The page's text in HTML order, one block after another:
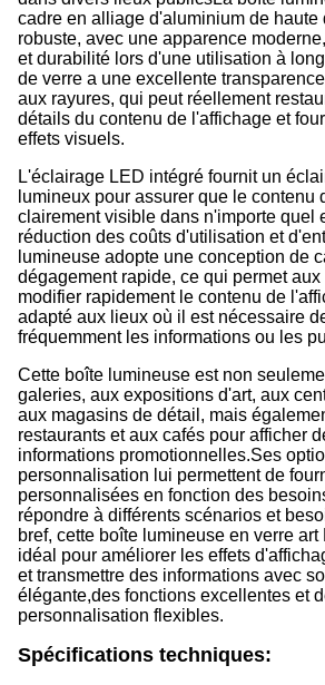
cadre en alliage d'aluminium de haute
robuste, avec une apparence
et durabilité lors d'une utilisation à
de verre a une excellente
aux rayures, qui peut réellement
détails du contenu de l'affichage et
effets visuels.
L'éclairage LED intégré fournit un
lumineux pour assurer que le contenu
clairement visible dans n'importe quel
réduction des coûts d'utilisation et
lumineuse adopte une conception de
dégagement rapide, ce qui permet
modifier rapidement le contenu de
adapté aux lieux où il est nécessaire
fréquemment les informations ou les
Cette boîte lumineuse est non
galeries, aux expositions d'art, aux
aux magasins de détail, mais
restaurants et aux cafés pour afficher
informations promotionnelles.Ses
personnalisation lui permettent de
personnalisées en fonction des
répondre à différents scénarios et
bref, cette boîte lumineuse en verre
idéal pour améliorer les effets
et transmettre des informations avec
élégante,des fonctions excellentes et
personnalisation flexibles.
Spécifications techniques: